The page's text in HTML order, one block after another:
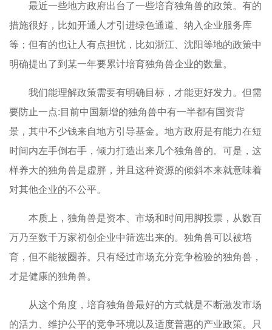
最近一些地方政府出台了一些培育独角兽的政策。有的
措施很好，比如开通人才引进绿色通道、纳入企业服务库
等；但有的也让人有点担忧，比如浙江、沈阳等地的政策中
明确提出了到某一年要累计培育独角兽企业的数量。
我们能理解政策需要有明确目标，才能更好发力。但需
要防止一点:目前中国新增的独角兽中有一半都有国资背
景，其中不少钱来自地方引导基金。地方政府是有能力在短
时间内左手倒右手，倾力打造出来几个独角兽的。可是，这
样养大的独角兽是虚胖，并且这种资源的倾斜本来就意味着
对其他企业的不公平。
本质上，独角兽是资本、市场和时间用脚投票，从数百
万乃至数千万家初创企业中筛选出来的。独角兽可以被培
育，但不能被圈养。只有经过市场充分竞争检验的独角兽，
才是健康的独角兽。
从这个角度，培育独角兽最好的方式就是不断激发市场
的活力、维护公平的竞争环境以及适度普惠的产业政策。只